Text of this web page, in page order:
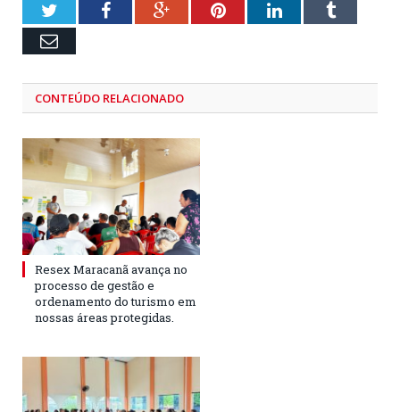
TwitterFacebookGoogle+PinterestLinkedInTumblr
Email
CONTEÚDO RELACIONADO
Resex Maracanã avança no
processo de gestão e
ordenamento do turismo em
nossas áreas protegidas.